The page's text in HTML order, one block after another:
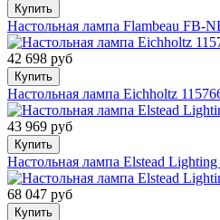
Купить
Настольная лампа Flambeau FB-
42 698 руб
Купить
Настольная лампа Eichholtz
43 969 руб
Купить
Настольная лампа Elstead
68 047 руб
Купить